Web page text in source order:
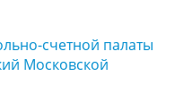
счетной палаты
Московской